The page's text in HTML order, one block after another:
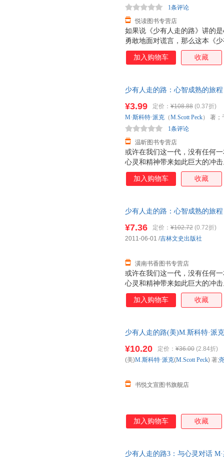
如果说《少有人走的路》讲的
勇敢地面对谎言，那么这本《
生错综复杂。 每个人都必须走
没有现成的答案，某个人的正
切。所以，我们应该对变化充
悦读图书专营店
1条评论
加入购物车 收藏
少有人走的路：心智成熟的旅
或许在我们这一代，没有任何
心灵和精神带来如此巨大的冲
翻译成23种以上的语言；在《
时间。这是出版史上的一大奇
新、宁静而丰富的生活；它帮
我。 正如本书开篇所言：人生
人生是一场艰辛之旅，心智成
¥3.99 定价： ¥108.88 (0.37折)
温昕图书专营店
1条评论
M·斯科特·派克 （M.Scott Peck） 著；
加入购物车 收藏
少有人走的路：心智成熟的旅
或许在我们这一代，没有任何
心灵和精神带来如此巨大的冲
翻译成23种以上的语言；在《
时间。这是出版史上的一大奇
新、宁静而丰富的生活；它帮
我。 正如本书开篇所言：人生
人生是一场艰辛之旅，心智成
¥7.36 定价： ¥102.72 (0.72折)
潢南书香图书专营店
2011-06-01 /吉林文史出版社
加入购物车 收藏
少有人走的路(美)M.斯科特·派
多,可开发票,放心选购
¥10.20 定价： ¥36.00 (2.84折)
书悦文宣图书旗舰店
(美)M.斯科特·派克(M.Scott Peck) 著;
加入购物车 收藏
少有人走的路3：与心灵对话